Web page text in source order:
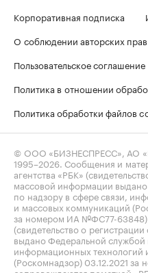
Корпоративная подписка
О соблюдении авторских прав
Пользовательское соглашение
Политика в отношении
Политика обработки файлов
© ООО «БИЗНЕСПРЕСС», АО
1995–2026 . Сообщения и
агентства «РБК»
массовой информации
по надзору в сфере связи,
и массовых коммуникаций
за номером ИА №ФС77-63848)
(свидетельство о
выдано Федеральной службой
информационных технологий
(Роскомнадзор) 03.12.2021